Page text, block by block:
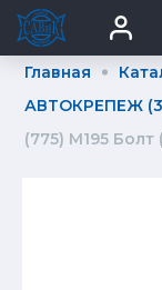
Главная
АВТОКРЕПЕЖ
(775) М195 Болт